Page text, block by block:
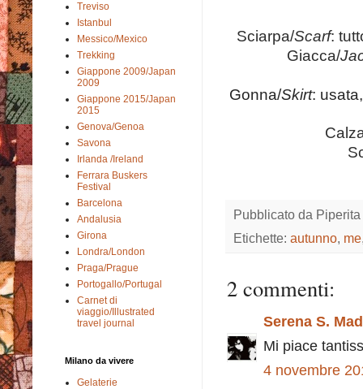
Sciarpa/Scarf:
Giacca/
Gonna/Skirt:
Pubblicato da
Etichette: autunno, me
2 commenti:
Serena S.
Mi piace
4 novembre
Treviso
Istanbul
Messico/Mexico
Trekking
Giappone 2009/Japan
2009
Giappone 2015/Japan
2015
Genova/Genoa
Savona
Irlanda /Ireland
Ferrara Buskers
Festival
Barcelona
Andalusia
Girona
Londra/London
Praga/Prague
Portogallo/Portugal
Carnet di
viaggio/Illustrated
travel journal
Milano da vivere
Gelaterie